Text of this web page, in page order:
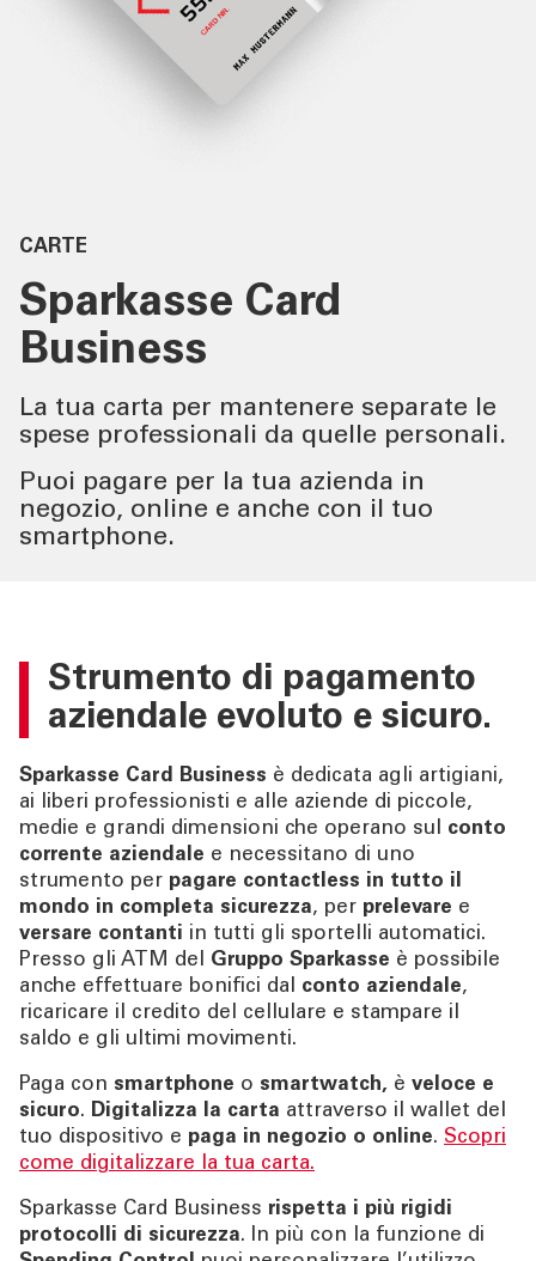
SERVIZI IMPRESE
ATTUALITÀ
CONTATTI
CARTE
Sparkasse Card
Business
La tua carta per mantenere separate le
spese professionali da quelle personali.
Puoi pagare per la tua azienda in
negozio, online e anche con il tuo
smartphone.
Strumento di pagamento
aziendale evoluto e sicuro.
Sparkasse Card Business è dedicata agli artigiani,
ai liberi professionisti e alle aziende di piccole,
medie e grandi dimensioni che operano sul conto
corrente aziendale e necessitano di uno
strumento per pagare contactless in tutto il
mondo in completa sicurezza, per prelevare e
versare contanti in tutti gli sportelli automatici.
Presso gli ATM del Gruppo Sparkasse è possibile
anche effettuare bonifici dal conto aziendale,
ricaricare il credito del cellulare e stampare il
saldo e gli ultimi movimenti.
Paga con smartphone o smartwatch, è veloce e
sicuro. Digitalizza la carta attraverso il wallet del
tuo dispositivo e paga in negozio o online. Scopri
come digitalizzare la tua carta.
Sparkasse Card Business rispetta i più rigidi
protocolli di sicurezza. In più con la funzione di